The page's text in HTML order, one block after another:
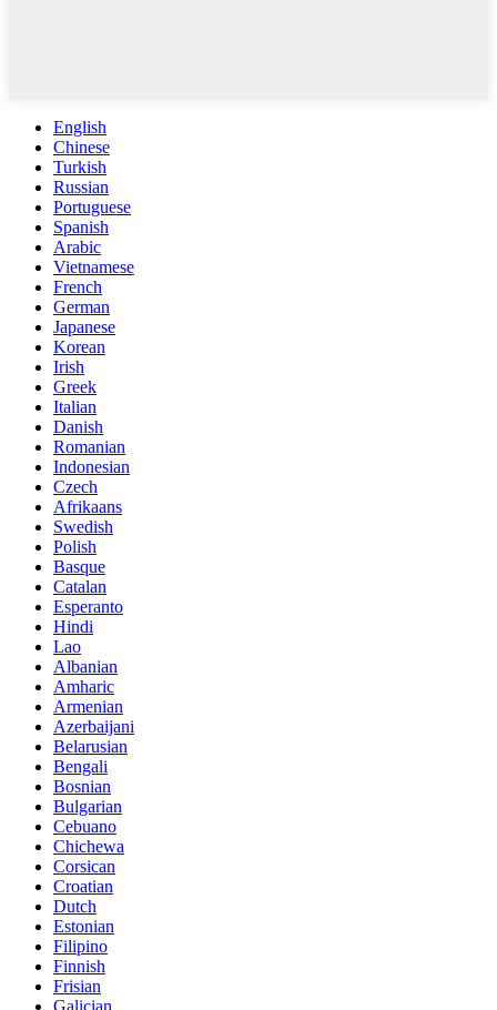
English
Chinese
Turkish
Russian
Portuguese
Spanish
Arabic
Vietnamese
French
German
Japanese
Korean
Irish
Greek
Italian
Danish
Romanian
Indonesian
Czech
Afrikaans
Swedish
Polish
Basque
Catalan
Esperanto
Hindi
Lao
Albanian
Amharic
Armenian
Azerbaijani
Belarusian
Bengali
Bosnian
Bulgarian
Cebuano
Chichewa
Corsican
Croatian
Dutch
Estonian
Filipino
Finnish
Frisian